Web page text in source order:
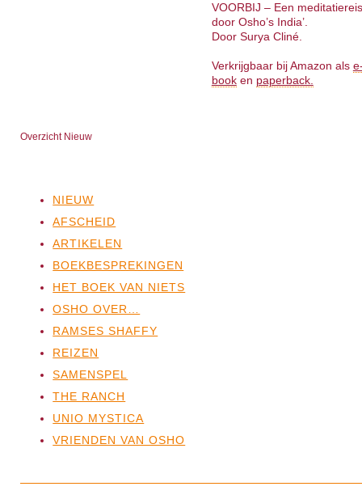
VOORBIJ – Een meditatiereis
door Osho’s India’.
Door Surya Cliné.
Verkrijgbaar bij Amazon als
booken paperback.
Overzicht Nieuw
NIEUW
AFSCHEID
ARTIKELEN
BOEKBESPREKINGEN
HET BOEK VAN NIETS
OSHO OVER…
RAMSES SHAFFY
REIZEN
SAMENSPEL
THE RANCH
UNIO MYSTICA
VRIENDEN VAN OSHO